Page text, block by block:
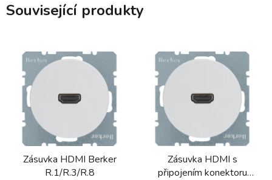
Související produkty
Zásuvka HDMI Berker
R.1/R.3/R.8
Zásuvka HDMI s
připojením konektoru